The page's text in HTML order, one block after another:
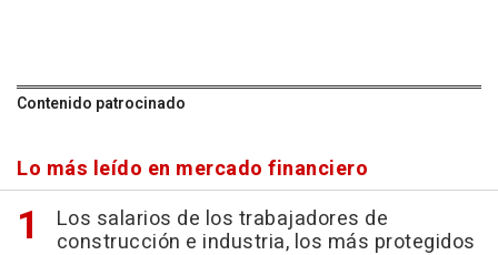
Contenido patrocinado
Lo más leído en mercado financiero
Los salarios de los trabajadores de
construcción e industria, los más protegidos